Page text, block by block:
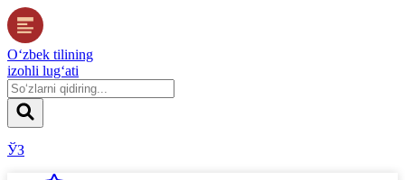
O‘zbek tilining
izohli lug‘ati
ЎЗ